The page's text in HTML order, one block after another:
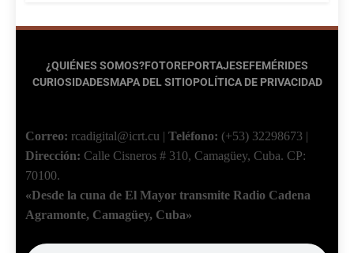
¿QUIÉNES SOMOS?FOTOREPORTAJESEFEMÉRIDES
CURIOSIDADESMAPA DEL SITIOPOLÍTICA DE PRIVACIDAD
Correo: rcadigital@icrt.cu | Teléfono: (+53) 32298673 |
Dirección: Calle Cisneros # 310, Camagüey, Cuba. CP:
70100.
«Desde la cuna de El Mayor transmite Radio Cadena
Agramonte, Camagüey, Cuba»